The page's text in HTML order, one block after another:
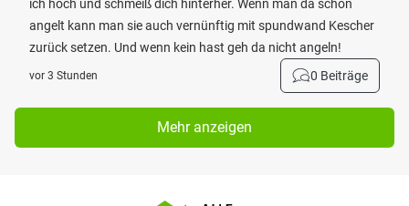
ich hoch und schmeiß dich hinterher. Wenn man da schon
angelt kann man sie auch vernünftig mit spundwand Kescher
zurück setzen. Und wenn kein hast geh da nicht angeln!
vor 3 Stunden 0 Beiträge
Mehr anzeigen